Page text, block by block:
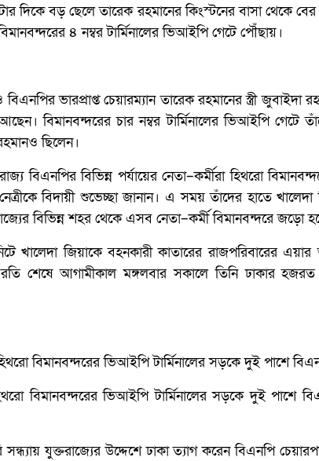
দিকে বড় ছেলে তারেক রহমানের কিংস্টনের বাসা থেকে বের
৪ নম্বর টার্মিনালের ভিআইপি গেটে পৌঁছায়।
ভারপ্রাপ্ত চেয়ারম্যান তারেক রহমানের স্ত্রী
আছেন। বিমানবন্দরের চার নম্বর টার্মিনালের ভিআইপি গেটে
ছিলেন।
বিএনপির বিভিন্ন পর্যায়ের নেতা–কর্মীরা হিথরো
বিদায়ী শুভেচ্ছা জানান। এ সময় তাঁদের হাতে খালেদা
বিভিন্ন শহর থেকে এসব নেতা–কর্মী বিমানবন্দরে জড়ো
খালেদা জিয়াকে বহনকারী কাতারের রাজপরিবারের এয়ার
শেষে আগামীকাল মঙ্গলবার সকালে তিনি ঢাকার হজরত
বিমানবন্দরের ভিআইপি টার্মিনালের সড়কে দুই পাশে
যুক্তরাজ্যের উদ্দেশে ঢাকা ত্যাগ করেন বিএনপি